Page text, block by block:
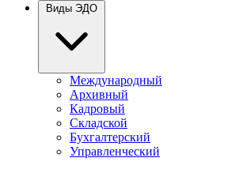
Виды ЭДО
Международный
Архивный
Кадровый
Складской
Бухгалтерский
Управленческий